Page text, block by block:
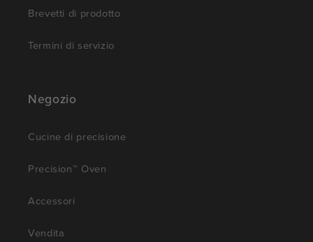
Brevetti di prodotto
Termini di servizio
Negozio
Cucine di precisione
Precision™ Oven
Accessori
Vendita